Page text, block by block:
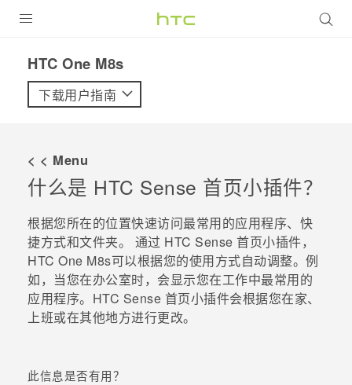
VIVE
支持帮助
在线客服
HTC One M8s‎
下载用户指南
< < Menu
什么是 HTC Sense 首页小插件？
根据您所在的位置快速访问最常用的应用程序、快
捷方式和文件夹。 通过 HTC Sense 首页小插件，
HTC One M8s可以根据您的使用方式自动调整。例
如，当您在办公室时，会显示您在工作中最常用的
应用程序。 HTC Sense 首页小插件会根据您在家、
上班或在其他地方进行更改。
此信息是否有用？